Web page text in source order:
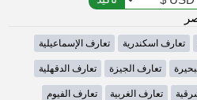
تعارف اسكندرية تعارف الإسماعيلية
تعارف الجيزة تعارف الدقهلية
تعارف الغربية تعارف الفيوم